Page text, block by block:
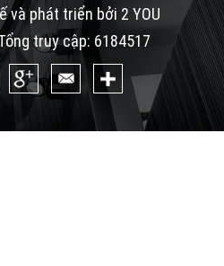
và phát triển bởi 2 YOU
truy cập: 6184517